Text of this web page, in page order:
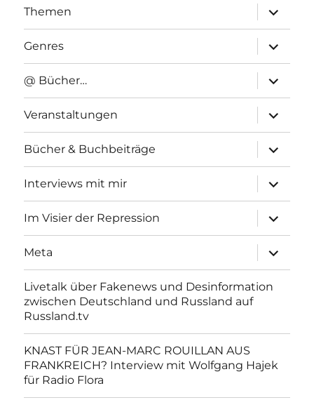
Themen
anzeigen
Genres
anzeigen
@ Bücher…
anzeigen
Veranstaltungen
anzeigen
Bücher & Buchbeiträge
anzeigen
Interviews mit mir
anzeigen
Im Visier der Repression
anzeigen
Meta
anzeigen
Livetalk über Fakenews und Desinformation
zwischen Deutschland und Russland auf
Russland.tv
KNAST FÜR JEAN-MARC ROUILLAN AUS
FRANKREICH? Interview mit Wolfgang Hajek
für Radio Flora